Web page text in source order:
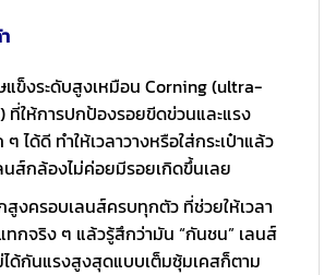
แข็งระดับสูงเหมือน Corning (ultra-
ที่ให้การปกป้องรอยขีดข่วนและแรง
ได้ดี ทำให้เวลาวางหรือใส่กระเป๋าแล้ว
นส์กล้องไม่ค่อยมีรอยเกิดขึ้นเลย
สูงครอบเลนส์ครบทุกตัว ที่ช่วยให้เวลา
ทกจริง ๆ แล้วรู้สึกว่ามัน “กันชน” เลนส์
ได้กันแรงสูงสุดแบบเต็มซุ้มเคสก็ตาม